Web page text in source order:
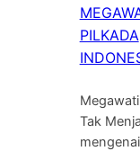
PILKADA
Tak